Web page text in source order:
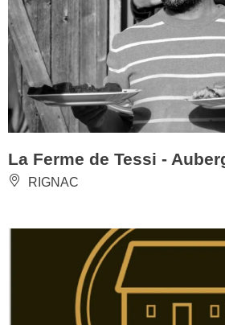
La Ferme de Tessi -
RIGNAC